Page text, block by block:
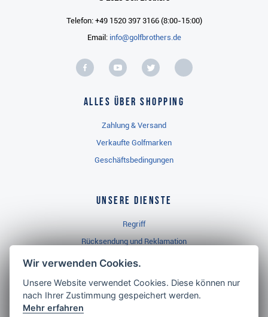
Telefon: +49 1520 397 3166 (8:00-15:00)
Email: info@golfbrothers.de
Alles über Shopping
Zahlung & Versand
Verkaufte Golfmarken
Geschäftsbedingungen
Unsere Dienste
Regriff
Rücksendung und Reklamation
Widerrufsbelehrung
Golf Brothers.de
Wir verwenden Cookies.
Unsere Website verwendet Cookies. Diese können nur
nach Ihrer Zustimmung gespeichert werden.
Mehr erfahren